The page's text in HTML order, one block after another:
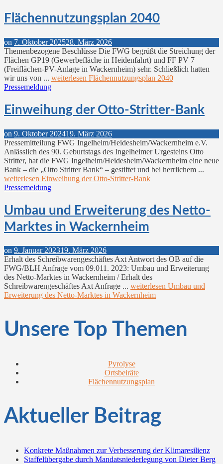
Flächennutzungsplan 2040
on 7. Oktober 202528. März 2026
Themenbezogene Beschlüsse Die FWG begrüßt die Streichung der
Flächen GP19 (Gewerbefläche in Heidenfahrt) und FF PV 7
(Freiflächen-PV-Anlage in Wackernheim) sehr. Schließlich hatten
wir uns von ... weiterlesen Flächennutzungsplan 2040
Pressemeldung
Einweihung der Otto-Stritter-Bank
on 9. Oktober 202419. März 2026
Pressemitteilung FWG Ingelheim/Heidesheim/Wackernheim e.V.
Anlässlich des 90. Geburtstags des Ingelheimer Urgesteins Otto
Stritter, hat die FWG Ingelheim/Heidesheim/Wackernheim eine neue
Bank – die „Otto Stritter Bank“ – gestiftet und bei herrlichem ...
weiterlesen Einweihung der Otto-Stritter-Bank
Pressemeldung
Umbau und Erweiterung des Netto-
Marktes in Wackernheim
on 9. Januar 202319. März 2026
Erhalt des Schreibwarengeschäftes Axt Antwort des OB auf die
FWG/BLH Anfrage vom 09.011. 2023: Umbau und Erweiterung
des Netto-Marktes in Wackernheim / Erhalt des
Schreibwarengeschäftes Axt Anfrage ... weiterlesen Umbau und
Erweiterung des Netto-Marktes in Wackernheim
Unsere Top Themen
Pyrolyse
Ortsbeiräte
Flächennutzungsplan
Aktueller Beitrag
Konkrete Maßnahmen zur Verbesserung der Klimaresilienz
Staffelübergabe durch Mandatsniederlegung von Dieter Berg